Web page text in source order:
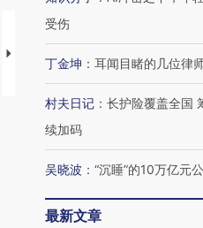
【推广】走进第四届链博
会，让数智科技“链”接产
【特别呈现
有意思的生
受伤
丁金坤 ： 耳闻目睹的几位律
村夫日记 ： 长护险覆盖全国
续加码
吴晓波 ： “沉睡”的10万亿元
最新文章